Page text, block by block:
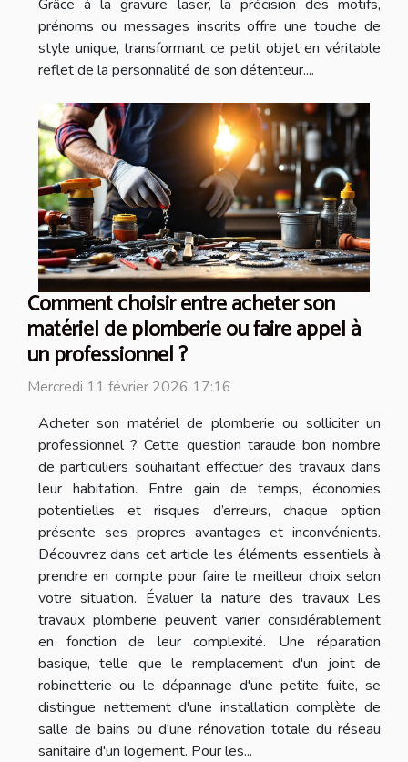
Grâce à la gravure laser, la précision des motifs,
prénoms ou messages inscrits offre une touche de
style unique, transformant ce petit objet en véritable
reflet de la personnalité de son détenteur....
Comment choisir entre acheter son
matériel de plomberie ou faire appel à
un professionnel ?
Mercredi 11 février 2026 17:16
Acheter son matériel de plomberie ou solliciter un
professionnel ? Cette question taraude bon nombre
de particuliers souhaitant effectuer des travaux dans
leur habitation. Entre gain de temps, économies
potentielles et risques d’erreurs, chaque option
présente ses propres avantages et inconvénients.
Découvrez dans cet article les éléments essentiels à
prendre en compte pour faire le meilleur choix selon
votre situation. Évaluer la nature des travaux Les
travaux plomberie peuvent varier considérablement
en fonction de leur complexité. Une réparation
basique, telle que le remplacement d'un joint de
robinetterie ou le dépannage d'une petite fuite, se
distingue nettement d'une installation complète de
salle de bains ou d'une rénovation totale du réseau
sanitaire d'un logement. Pour les...